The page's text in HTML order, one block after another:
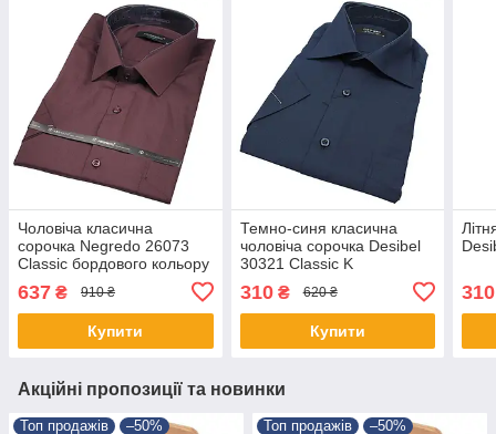
Чоловіча класична
сорочка Negredo 26073
Classic бордового кольору
637 ₴ 910 ₴
Купити
Темно-синя класична
чоловіча сорочка Desibel
30321 Classic K
310₴ 620 ₴
Купити
310
Акційні пропозиції та новинки
Топ продажів –50% Топ продажів –50%